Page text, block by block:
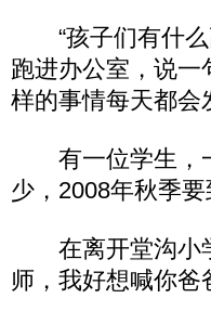
“孩子们有什么
跑进办公室，说
样的事情每天都会
有一位学生，一
少，2008年秋季
在离开堂沟小学
师，我好想喊你爸